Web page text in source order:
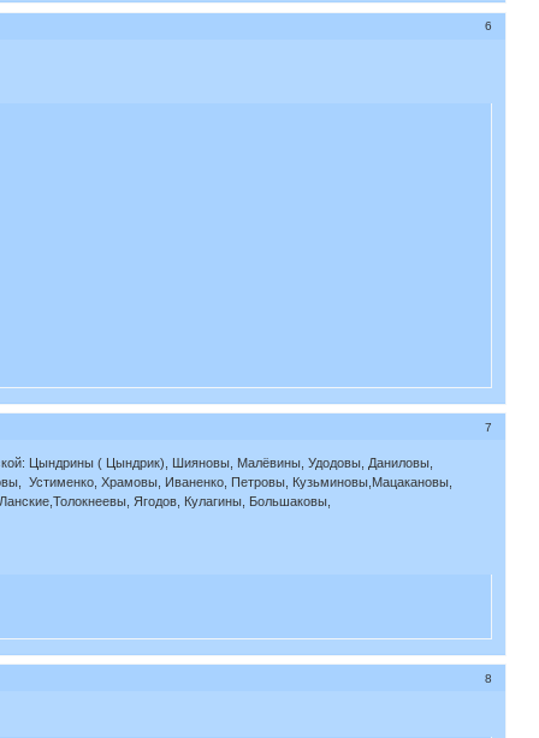
6
7
Цындрины ( Цындрик), Шияновы, Малёвины, Удодовы, Даниловы,
Устименко, Храмовы, Иваненко, Петровы, Кузьминовы,Мацакановы,
Ягодов, Кулагины, Большаковы,
8